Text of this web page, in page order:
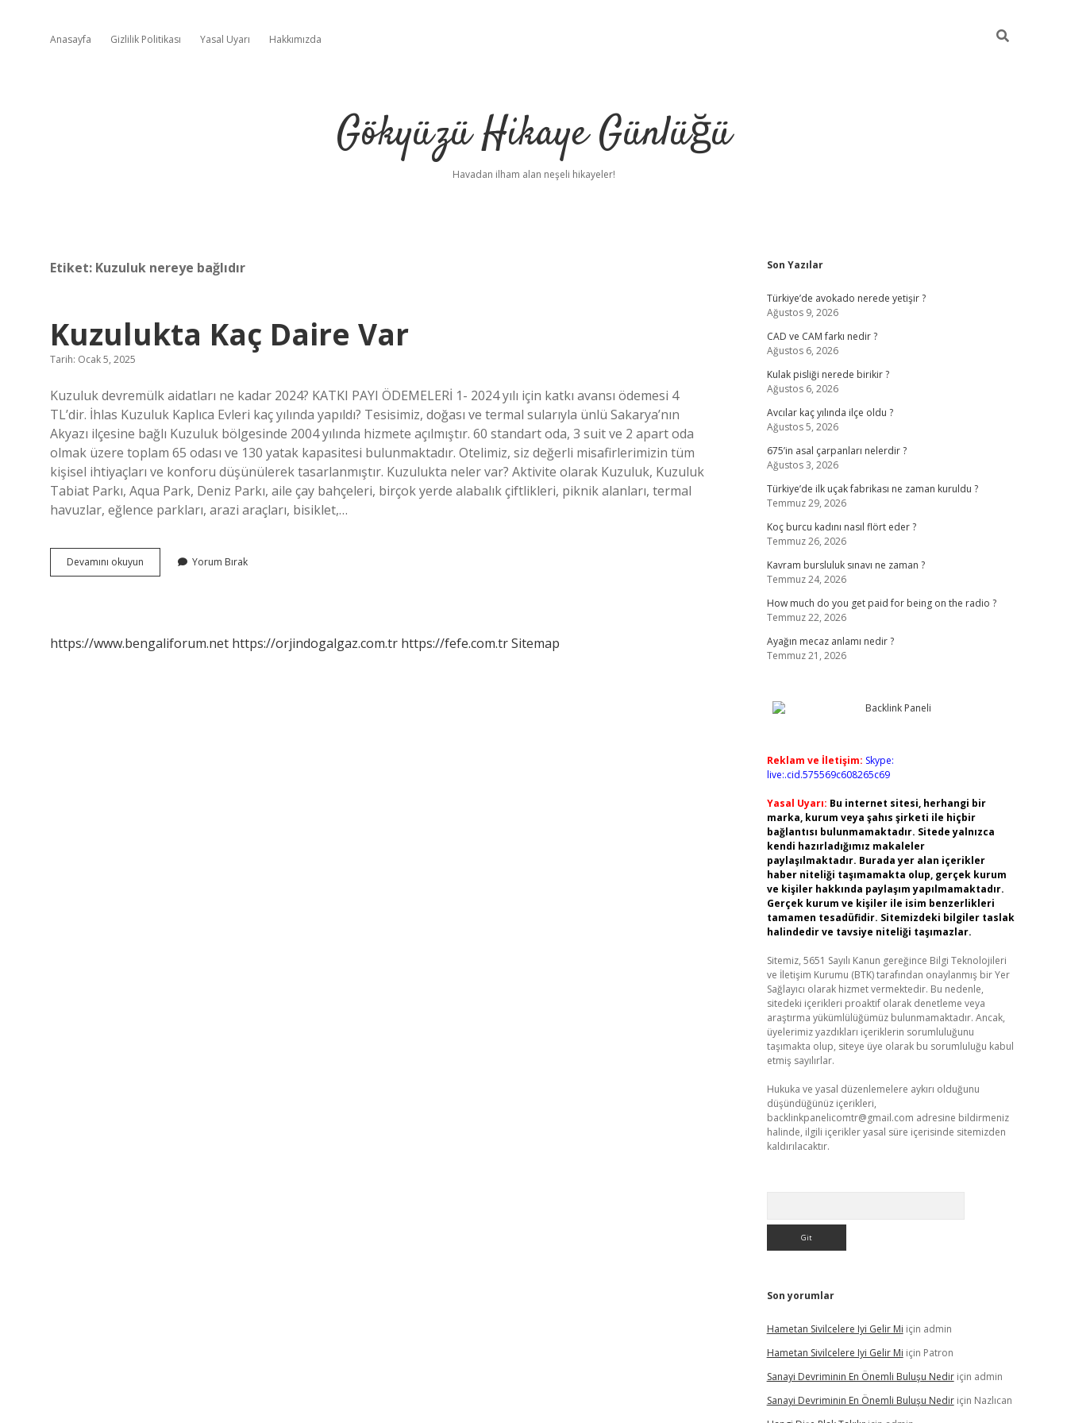
Anasayfa Gizlilik Politikası Yasal Uyarı Hakkımızda
Gökyüzü Hikaye Günlüğü
Havadan ilham alan neşeli hikayeler!
Etiket: Kuzuluk nereye bağlıdır
Kuzulukta Kaç Daire Var
Tarih: Ocak 5, 2025
Kuzuluk devremülk aidatları ne kadar 2024? KATKI PAYI ÖDEMELERİ 1- 2024 yılı için katkı avansı ödemesi 4
TL’dir. İhlas Kuzuluk Kaplıca Evleri kaç yılında yapıldı? Tesisimiz, doğası ve termal sularıyla ünlü Sakarya’nın
Akyazı ilçesine bağlı Kuzuluk bölgesinde 2004 yılında hizmete açılmıştır. 60 standart oda, 3 suit ve 2 apart oda
olmak üzere toplam 65 odası ve 130 yatak kapasitesi bulunmaktadır. Otelimiz, siz değerli misafirlerimizin tüm
kişisel ihtiyaçları ve konforu düşünülerek tasarlanmıştır. Kuzulukta neler var? Aktivite olarak Kuzuluk, Kuzuluk
Tabiat Parkı, Aqua Park, Deniz Parkı, aile çay bahçeleri, birçok yerde alabalık çiftlikleri, piknik alanları, termal
havuzlar, eğlence parkları, arazi araçları, bisiklet,…
Devamını okuyun Kuzulukta
Kaç
Yorum Bırak
https://www.bengaliforum.net https://orjindogalgaz.com.tr https://fefe.com.trSitemap
Sidebar
Son Yazılar
Türkiye’de avokado nerede yetişir ?
Ağustos 9, 2026
CAD ve CAM farkı nedir ?
Ağustos 6, 2026
Kulak pisliği nerede birikir ?
Ağustos 6, 2026
Avcılar kaç yılında ilçe oldu ?
Ağustos 5, 2026
675’in asal çarpanları nelerdir ?
Ağustos 3, 2026
Türkiye’de ilk uçak fabrikası ne zaman kuruldu ?
Temmuz 29, 2026
Koç burcu kadını nasıl flört eder ?
Temmuz 26, 2026
Kavram bursluluk sınavı ne zaman ?
Temmuz 24, 2026
How much do you get paid for being on the radio ?
Temmuz 22, 2026
Ayağın mecaz anlamı nedir ?
Temmuz 21, 2026
Reklam ve İletişim: Skype:
live:.cid.575569c608265c69
Yasal Uyarı: Bu internet sitesi, herhangi bir
marka, kurum veya şahıs şirketi ile hiçbir
bağlantısı bulunmamaktadır. Sitede yalnızca
kendi hazırladığımız makaleler
paylaşılmaktadır. Burada yer alan içerikler
haber niteliği taşımamakta olup, gerçek kurum
ve kişiler hakkında paylaşım yapılmamaktadır.
Gerçek kurum ve kişiler ile isim benzerlikleri
tamamen tesadüfidir. Sitemizdeki bilgiler taslak
halindedir ve tavsiye niteliği taşımazlar.
Sitemiz, 5651 Sayılı Kanun gereğince Bilgi Teknolojileri
ve İletişim Kurumu (BTK) tarafından onaylanmış bir Yer
Sağlayıcı olarak hizmet vermektedir. Bu nedenle,
sitedeki içerikleri proaktif olarak denetleme veya
araştırma yükümlülüğümüz bulunmamaktadır. Ancak,
üyelerimiz yazdıkları içeriklerin sorumluluğunu
taşımakta olup, siteye üye olarak bu sorumluluğu kabul
etmiş sayılırlar.
Hukuka ve yasal düzenlemelere aykırı olduğunu
düşündüğünüz içerikleri,
backlinkpanelicomtr@gmail.com adresine bildirmeniz
halinde, ilgili içerikler yasal süre içerisinde sitemizden
kaldırılacaktır.
Son yorumlar
Hametan Sivilcelere Iyi Gelir Mi için admin
Hametan Sivilcelere Iyi Gelir Mi için Patron
Sanayi Devriminin En Önemli Buluşu Nediriçin admin
Sanayi Devriminin En Önemli Buluşu Nediriçin Nazlıcan